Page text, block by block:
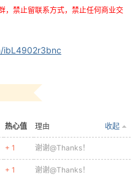
，禁止留联系方式，禁止任何商业交
ibL4902r3bnc
热心值 收起
理由
+ 1 谢谢@Thanks！
+ 1 谢谢@Thanks！